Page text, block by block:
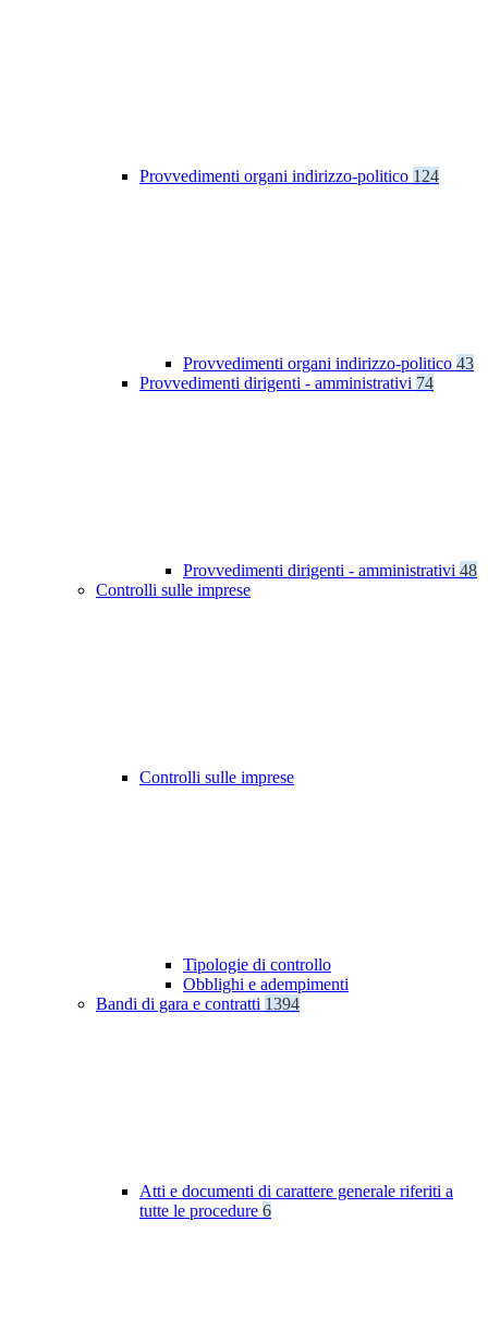
Provvedimenti organi indirizzo-politico 124
Provvedimenti organi indirizzo-politico 43
Provvedimenti dirigenti - amministrativi 74
Provvedimenti dirigenti - amministrativi 48
Controlli sulle imprese
Controlli sulle imprese
Tipologie di controllo
Obblighi e adempimenti
Bandi di gara e contratti 1394
Atti e documenti di carattere generale riferiti a
tutte le procedure 6